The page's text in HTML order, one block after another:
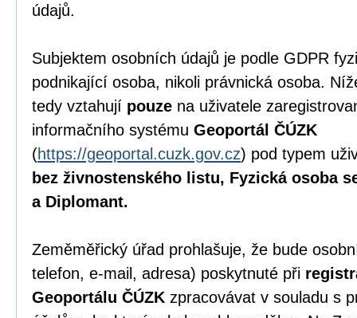
údajů.
Subjektem osobních údajů je podle GDPR
podnikající osoba, nikoli právnická osoba.
tedy vztahují pouze na uživatele
informačního systému Geoportál ČÚZK
(https://geoportal.cuzk.gov.cz) pod typem
bez živnostenského listu, Fyzická osoba
a Diplomant.
Zeměměřický úřad prohlašuje, že bude
telefon, e-mail, adresa) poskytnuté při
Geoportálu ČÚZK zpracovávat v souladu s